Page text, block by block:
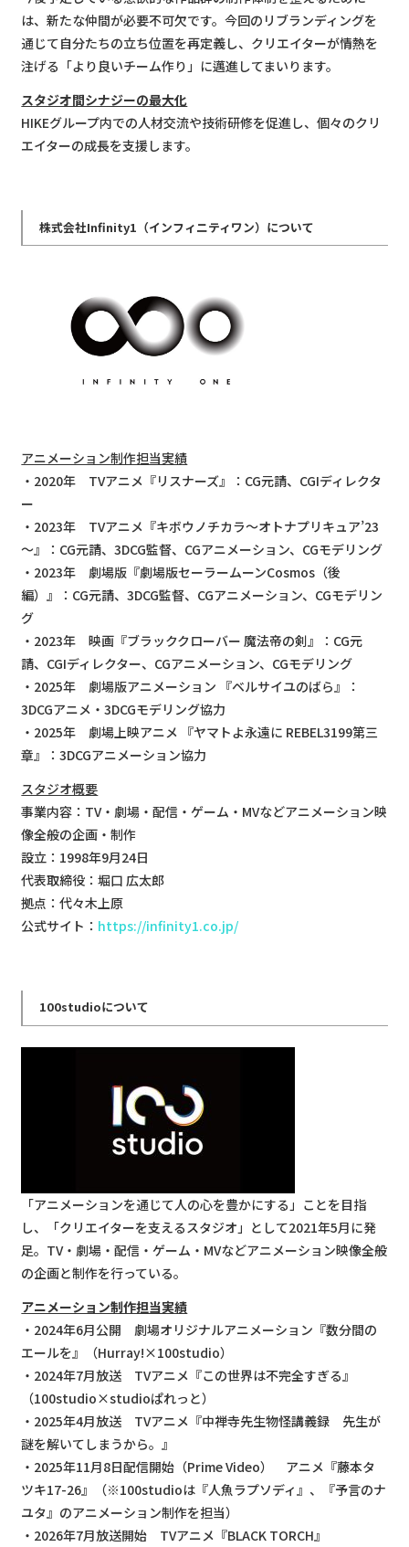
は、新たな仲間が必要不可欠です。今回のリブランディングを
通じて自分たちの立ち位置を再定義し、クリエイターが情熱を
注げる「より良いチーム作り」に邁進してまいります。
スタジオ間シナジーの最大化
HIKEグループ内での人材交流や技術研修を促進し、個々のクリ
エイターの成長を支援します。
株式会社Infinity1（インフィニティワン）について
アニメーション制作担当実績
・2020年 TVアニメ『リスナーズ』：CG元請、CGIディレクタ
ー
・2023年 TVアニメ『キボウノチカラ～オトナプリキュア’23
～』：CG元請、3DCG監督、CGアニメーション、CGモデリング
・2023年 劇場版『劇場版セーラームーンCosmos（後
編）』：CG元請、3DCG監督、CGアニメーション、CGモデリン
グ
・2023年 映画『ブラッククローバー 魔法帝の剣』：CG元
請、CGIディレクター、CGアニメーション、CGモデリング
・2025年 劇場版アニメーション 『ベルサイユのばら』：
3DCGアニメ・3DCGモデリング協力
・2025年 劇場上映アニメ 『ヤマトよ永遠に REBEL3199第三
章』：3DCGアニメーション協力
スタジオ概要
事業内容：TV・劇場・配信・ゲーム・MVなどアニメーション映
像全般の企画・制作
設立：1998年9月24日
代表取締役：堀口 広太郎
拠点：代々木上原
公式サイト： https://infinity1.co.jp/
100studioについて
「アニメーションを通じて人の心を豊かにする」ことを目指
し、「クリエイターを支えるスタジオ」として2021年5月に発
足。TV・劇場・配信・ゲーム・MVなどアニメーション映像全般
の企画と制作を行っている。
アニメーション制作担当実績
・2024年6月公開 劇場オリジナルアニメーション『数分間の
エールを』（Hurray!×100studio）
・2024年7月放送 TVアニメ『この世界は不完全すぎる』
（100studio×studioぱれっと）
・2025年4月放送 TVアニメ『中禅寺先生物怪講義録 先生が
謎を解いてしまうから。』
・2025年11月8日配信開始（Prime Video） アニメ『藤本タ
ツキ17-26』（※100studioは『人魚ラプソディ』、『予言のナ
ユタ』のアニメーション制作を担当）
・2026年7月放送開始 TVアニメ『BLACK TORCH』